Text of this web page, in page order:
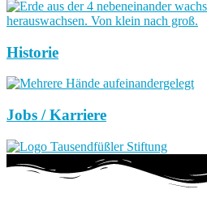
Historie
Jobs / Karriere